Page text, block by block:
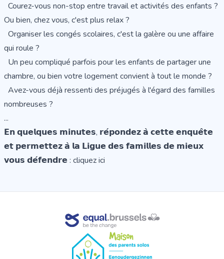
Courez-vous non-stop entre travail et activités des enfants ?
Ou bien, chez vous, c'est plus relax ?
Organiser les congés scolaires, c'est la galère ou une affaire
qui roule ?
Un peu compliqué parfois pour les enfants de partager une
chambre, ou bien votre logement convient à tout le monde ?
Avez-vous déjà ressenti des préjugés à l'égard des familles
nombreuses ?
...
𝗘𝗻 𝗾𝘂𝗲𝗹𝗾𝘂𝗲𝘀 𝗺𝗶𝗻𝘂𝘁𝗲𝘀, 𝗿𝗲́𝗽𝗼𝗻𝗱𝗲𝘇 𝗮̀ 𝗰𝗲𝘁𝘁𝗲 𝗲𝗻𝗾𝘂𝗲̂𝘁𝗲
𝗲𝘁 𝗽𝗲𝗿𝗺𝗲𝘁𝘁𝗲𝘇 𝗮̀ 𝗹𝗮 𝗟𝗶𝗴𝘂𝗲 𝗱𝗲𝘀 𝗳𝗮𝗺𝗶𝗹𝗹𝗲𝘀 𝗱𝗲 𝗺𝗶𝗲𝘂𝘅
𝘃𝗼𝘂𝘀 𝗱𝗲́𝗳𝗲𝗻𝗱𝗿𝗲 : cliquez ici